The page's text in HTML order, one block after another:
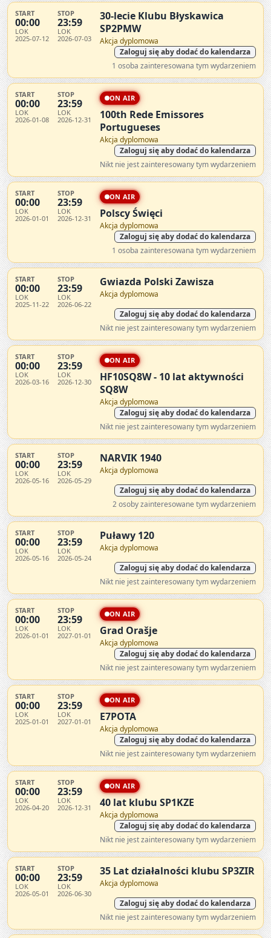
START
00:00
LOK
2025-07-12
STOP
23:59
LOK
2026-07-03
30-lecie Klubu Błyskawica
SP2PMW
Akcja dyplomowa
Zaloguj się aby dodać do kalendarza
1 osoba zainteresowana tym wydarzeniem
START
00:00
LOK
2026-01-08
STOP
23:59
LOK
2026-12-31
ON AIR
100th Rede Emissores
Portugueses
Akcja dyplomowa
Zaloguj się aby dodać do kalendarza
Nikt nie jest zainteresowany tym wydarzeniem
START
00:00
LOK
2026-01-01
STOP
23:59
LOK
2026-12-31
ON AIR
Polscy Święci
Akcja dyplomowa
Zaloguj się aby dodać do kalendarza
1 osoba zainteresowana tym wydarzeniem
START
00:00
LOK
2025-11-22
STOP
23:59
LOK
2026-06-22
Gwiazda Polski Zawisza
Akcja dyplomowa
Zaloguj się aby dodać do kalendarza
Nikt nie jest zainteresowany tym wydarzeniem
START
00:00
LOK
2026-03-16
STOP
23:59
LOK
2026-12-30
ON AIR
HF10SQ8W - 10 lat aktywności
SQ8W
Akcja dyplomowa
Zaloguj się aby dodać do kalendarza
Nikt nie jest zainteresowany tym wydarzeniem
START
00:00
LOK
2026-05-16
STOP
23:59
LOK
2026-05-29
NARVIK 1940
Akcja dyplomowa
Zaloguj się aby dodać do kalendarza
2 osoby zainteresowane tym wydarzeniem
START
00:00
LOK
2026-05-16
STOP
23:59
LOK
2026-05-24
Puławy 120
Akcja dyplomowa
Zaloguj się aby dodać do kalendarza
Nikt nie jest zainteresowany tym wydarzeniem
START
00:00
LOK
2026-01-01
STOP
23:59
LOK
2027-01-01
ON AIR
Grad Orašje
Akcja dyplomowa
Zaloguj się aby dodać do kalendarza
Nikt nie jest zainteresowany tym wydarzeniem
START
00:00
LOK
2025-01-01
STOP
23:59
LOK
2027-01-01
ON AIR
E7POTA
Akcja dyplomowa
Zaloguj się aby dodać do kalendarza
Nikt nie jest zainteresowany tym wydarzeniem
START
00:00
LOK
2026-04-20
STOP
23:59
LOK
2026-12-31
ON AIR
40 lat klubu SP1KZE
Akcja dyplomowa
Zaloguj się aby dodać do kalendarza
Nikt nie jest zainteresowany tym wydarzeniem
START
00:00
LOK
2026-05-01
STOP
23:59
LOK
2026-06-30
35 Lat działalności klubu SP3ZIR
Akcja dyplomowa
Zaloguj się aby dodać do kalendarza
Nikt nie jest zainteresowany tym wydarzeniem